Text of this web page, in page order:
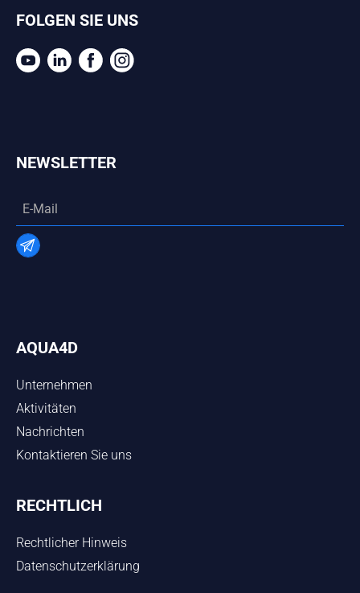
FOLGEN SIE UNS
NEWSLETTER
AQUA4D
Unternehmen
Aktivitäten
Nachrichten
Kontaktieren Sie uns
RECHTLICH
Rechtlicher Hinweis
Datenschutzerklärung